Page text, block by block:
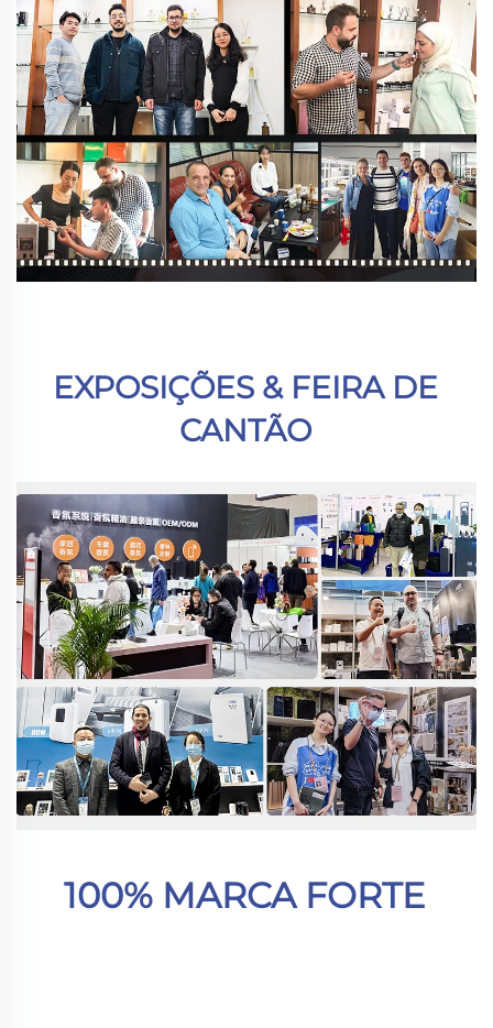
EXPOSIÇÕES & FEIRA DE
CANTÃO
100% MARCA FORTE